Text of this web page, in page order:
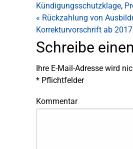
Kündigungsschutzklage,
« Rückzahlung von
Korrekturvorschrift ab 2017
Schreibe
Ihre E-Mail-Adresse wird
* Pflichtfelder
Kommentar